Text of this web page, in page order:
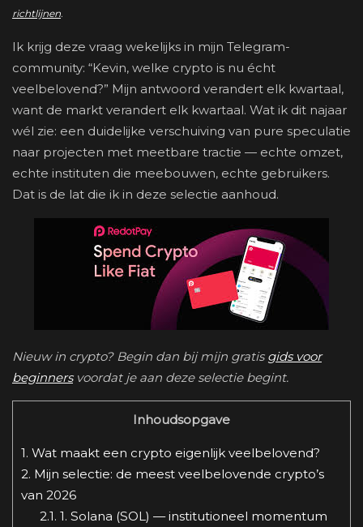
richtlijnen.
Ik krijg deze vraag wekelijks in mijn Telegram-
community: “Kevin, welke crypto is nu écht
veelbelovend?” Mijn antwoord verandert elk kwartaal,
want de markt verandert elk kwartaal. Wat ik dit najaar
wél zie: een duidelijke verschuiving van pure speculatie
naar projecten met meetbare tractie — echte omzet,
echte instituten die meebouwen, echte gebruikers.
Dat is de lat die ik in deze selectie aanhoud.
Nieuw in crypto? Begin dan bij mijn gratis gids voor
beginnersvoordat je aan deze selectie begint.
Inhoudsopgave
1. Wat maakt een crypto eigenlijk veelbelovend?
2. Mijn selectie: de meest veelbelovende crypto’s
van 2026
2.1. 1. Solana (SOL) — institutioneel momentum